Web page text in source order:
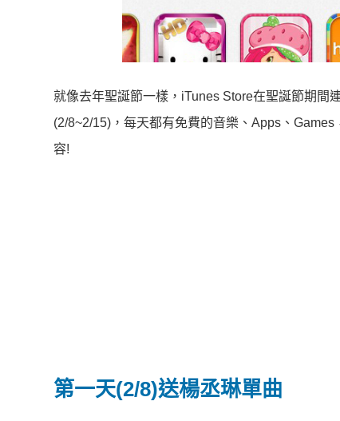
就像去年聖誕節一樣，iTunes Store在聖誕節期間
(2/8~2/15)，每天都有免費的音樂、Apps、
容!
第一天(2/8)送楊丞琳單曲